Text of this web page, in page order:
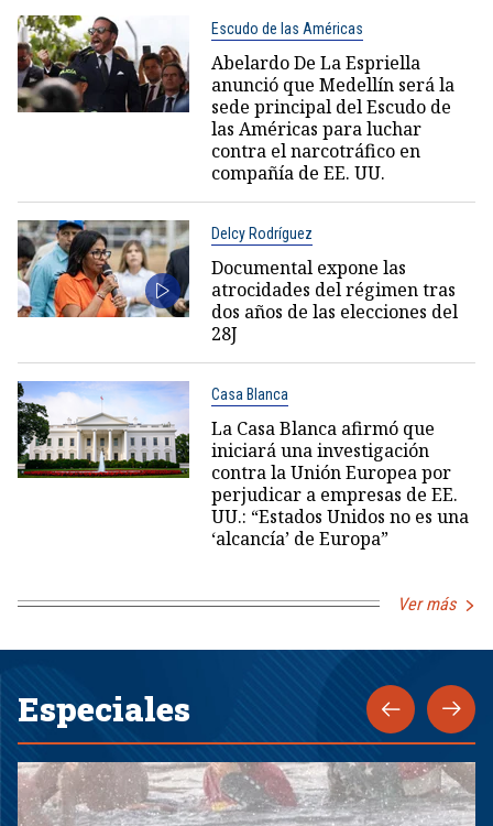
Escudo de las Américas
Abelardo De La Espriella
anunció que Medellín será la
sede principal del Escudo de
las Américas para luchar
contra el narcotráfico en
compañía de EE. UU.
Delcy Rodríguez
Documental expone las
atrocidades del régimen tras
dos años de las elecciones del
28J
Casa Blanca
La Casa Blanca afirmó que
iniciará una investigación
contra la Unión Europea por
perjudicar a empresas de EE.
UU.: “Estados Unidos no es una
‘alcancía’ de Europa”
Ver más
Especiales